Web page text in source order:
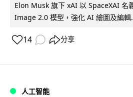
Elon Musk 旗下 xAI 以 SpaceXAI
Image 2.0 模型，強化 AI 繪圖及編輯
14 分享
人工智能